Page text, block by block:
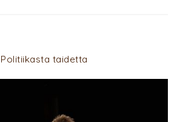
Politiikasta taidetta